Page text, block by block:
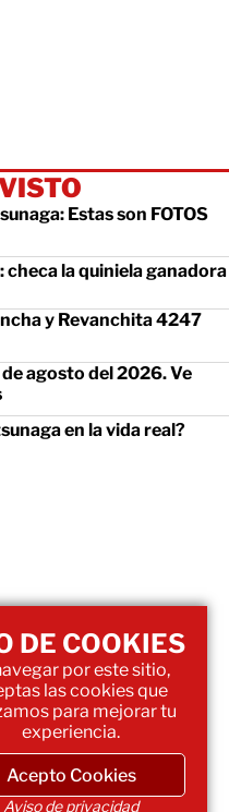
Estas son FOTOS
la quiniela ganadora
y Revanchita 4247
agosto del 2026. Ve
en la vida real?
DE COOKIES
por este sitio,
las cookies que
para mejorar tu
experiencia.
Acepto Cookies
Aviso de privacidad